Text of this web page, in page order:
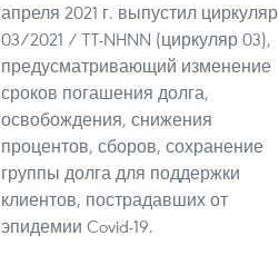
апреля 2021 г. выпустил циркуляр
03/2021 / TT-NHNN (циркуляр 03),
предусматривающий изменение
сроков погашения долга,
освобождения, снижения
процентов, сборов, сохранение
группы долга для поддержки
клиентов, пострадавших от
эпидемии Covid-19.